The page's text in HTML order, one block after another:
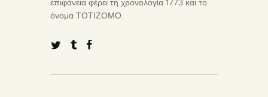
επιφάνεια φέρει τη χρονολογία 1773 και το
όνομα ΤΟΤΙΖΟΜΟ.